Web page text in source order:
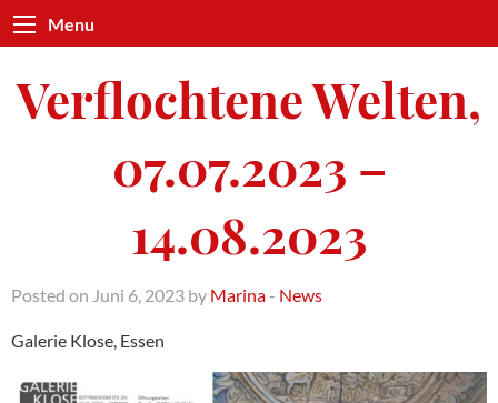
Menu
Verflochtene Welten,
07.07.2023 –
14.08.2023
Posted on Juni 6, 2023 by Marina - News
Galerie Klose, Essen